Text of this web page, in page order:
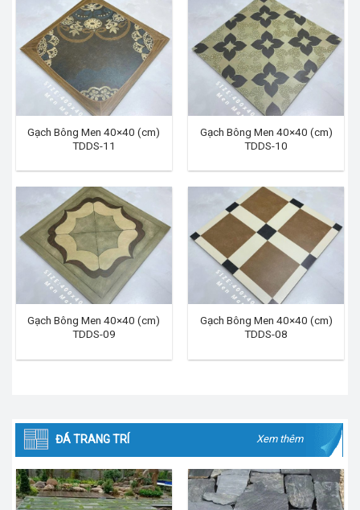
Gạch Bông Men 40×40 (cm)
TDDS-11
Gạch Bông Men 40×40 (cm)
TDDS-10
Gạch Bông Men 40×40 (cm)
TDDS-09
Gạch Bông Men 40×40 (cm)
TDDS-08
ĐÁ TRANG TRÍ Xem thêm